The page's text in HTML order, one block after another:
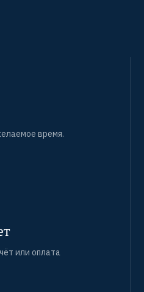
время.
или оплата